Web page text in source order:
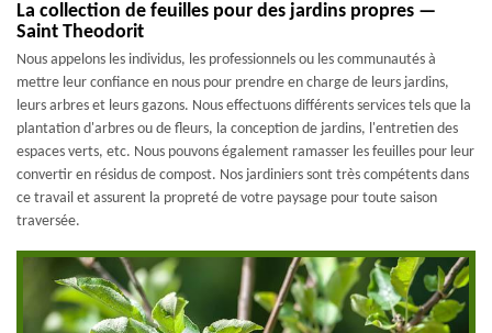
La collection de feuilles pour des jardins propres —
Saint Theodorit
Nous appelons les individus, les professionnels ou les communautés à
mettre leur confiance en nous pour prendre en charge de leurs jardins,
leurs arbres et leurs gazons. Nous effectuons différents services tels que la
plantation d'arbres ou de fleurs, la conception de jardins, l'entretien des
espaces verts, etc. Nous pouvons également ramasser les feuilles pour leur
convertir en résidus de compost. Nos jardiniers sont très compétents dans
ce travail et assurent la propreté de votre paysage pour toute saison
traversée.